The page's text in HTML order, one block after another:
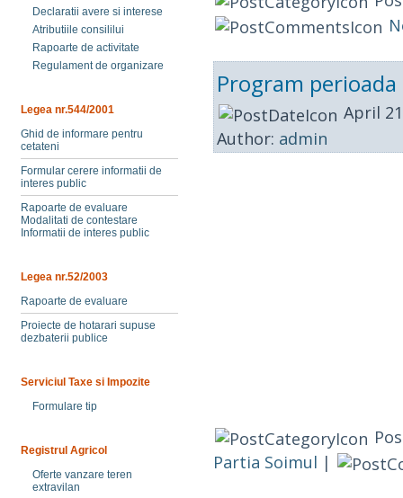
Declaratii avere si interese
Atributiile consililui
Rapoarte de activitate
Regulament de organizare
Legea nr.544/2001
Ghid de informare pentru
cetateni
Formular cerere informatii de
interes public
Rapoarte de evaluare
Modalitati de contestare
Informatii de interes public
Legea nr.52/2003
Rapoarte de evaluare
Proiecte de hotarari supuse
dezbaterii publice
Serviciul Taxe si Impozite
Formulare tip
Registrul Agricol
Oferte vanzare teren
extravilan
Program perioada
April
Author: admin
Partia Soimul |